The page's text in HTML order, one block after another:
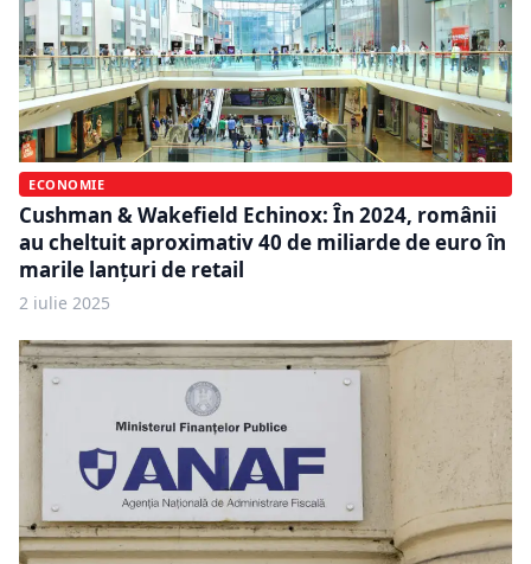
ECONOMIE
Cushman & Wakefield Echinox: În 2024, românii
au cheltuit aproximativ 40 de miliarde de euro în
marile lanțuri de retail
2 iulie 2025